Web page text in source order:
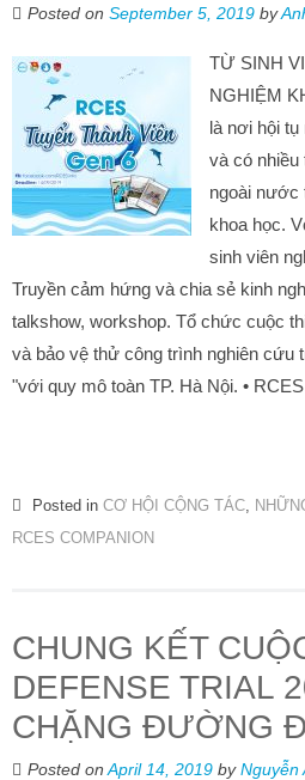
Posted on September 5, 2019 by
TỪ SINH
NGHIỆM
là nơi hội
và có nhiều
ngoài nước
khoa học.
sinh viên
Truyền cảm hứng và chia sẻ kinh
talkshow, workshop. Tổ chức cuộc
và bảo vệ thử công trình nghiên cứu
"với quy mô toàn TP. Hà Nội. •
Posted in CƠ HỘI CỘNG TÁC
RCES COMPANION
CHUNG KẾT
DEFENSE TRIAL
CHẶNG ĐƯỜNG
Posted on April 14, 2019 byNguyễn